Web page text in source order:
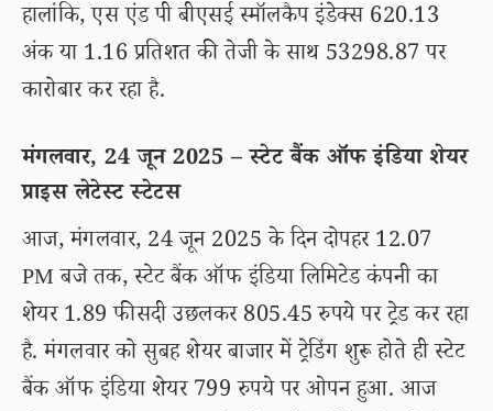
हालांकि, एस एंड पी बीएसई स्मॉलकैप इंडेक्स 620.13
अंक या 1.16 प्रतिशत की तेजी के साथ 53298.87 पर
कारोबार कर रहा है.
मंगलवार, 24 जून 2025 – स्टेट बैंक ऑफ इंडिया शेयर
प्राइस लेटेस्ट स्टेटस
आज, मंगलवार, 24 जून 2025 के दिन दोपहर 12.07
PM बजे तक, स्टेट बैंक ऑफ इंडिया लिमिटेड कंपनी का
शेयर 1.89 फीसदी उछलकर 805.45 रुपये पर ट्रेड कर रहा
है. मंगलवार को सुबह शेयर बाजार में ट्रेडिंग शुरू होते ही स्टेट
बैंक ऑफ इंडिया शेयर 799 रुपये पर ओपन हुआ. आज